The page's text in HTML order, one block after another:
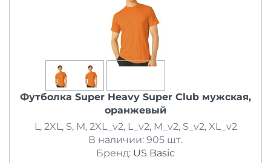
Футболка Super Heavy Super Club мужская,
оранжевый
L, 2XL, S, M, 2XL_v2, L_v2, M_v2, S_v2, XL_v2
В наличии: 905 шт.
Бренд: US Basic